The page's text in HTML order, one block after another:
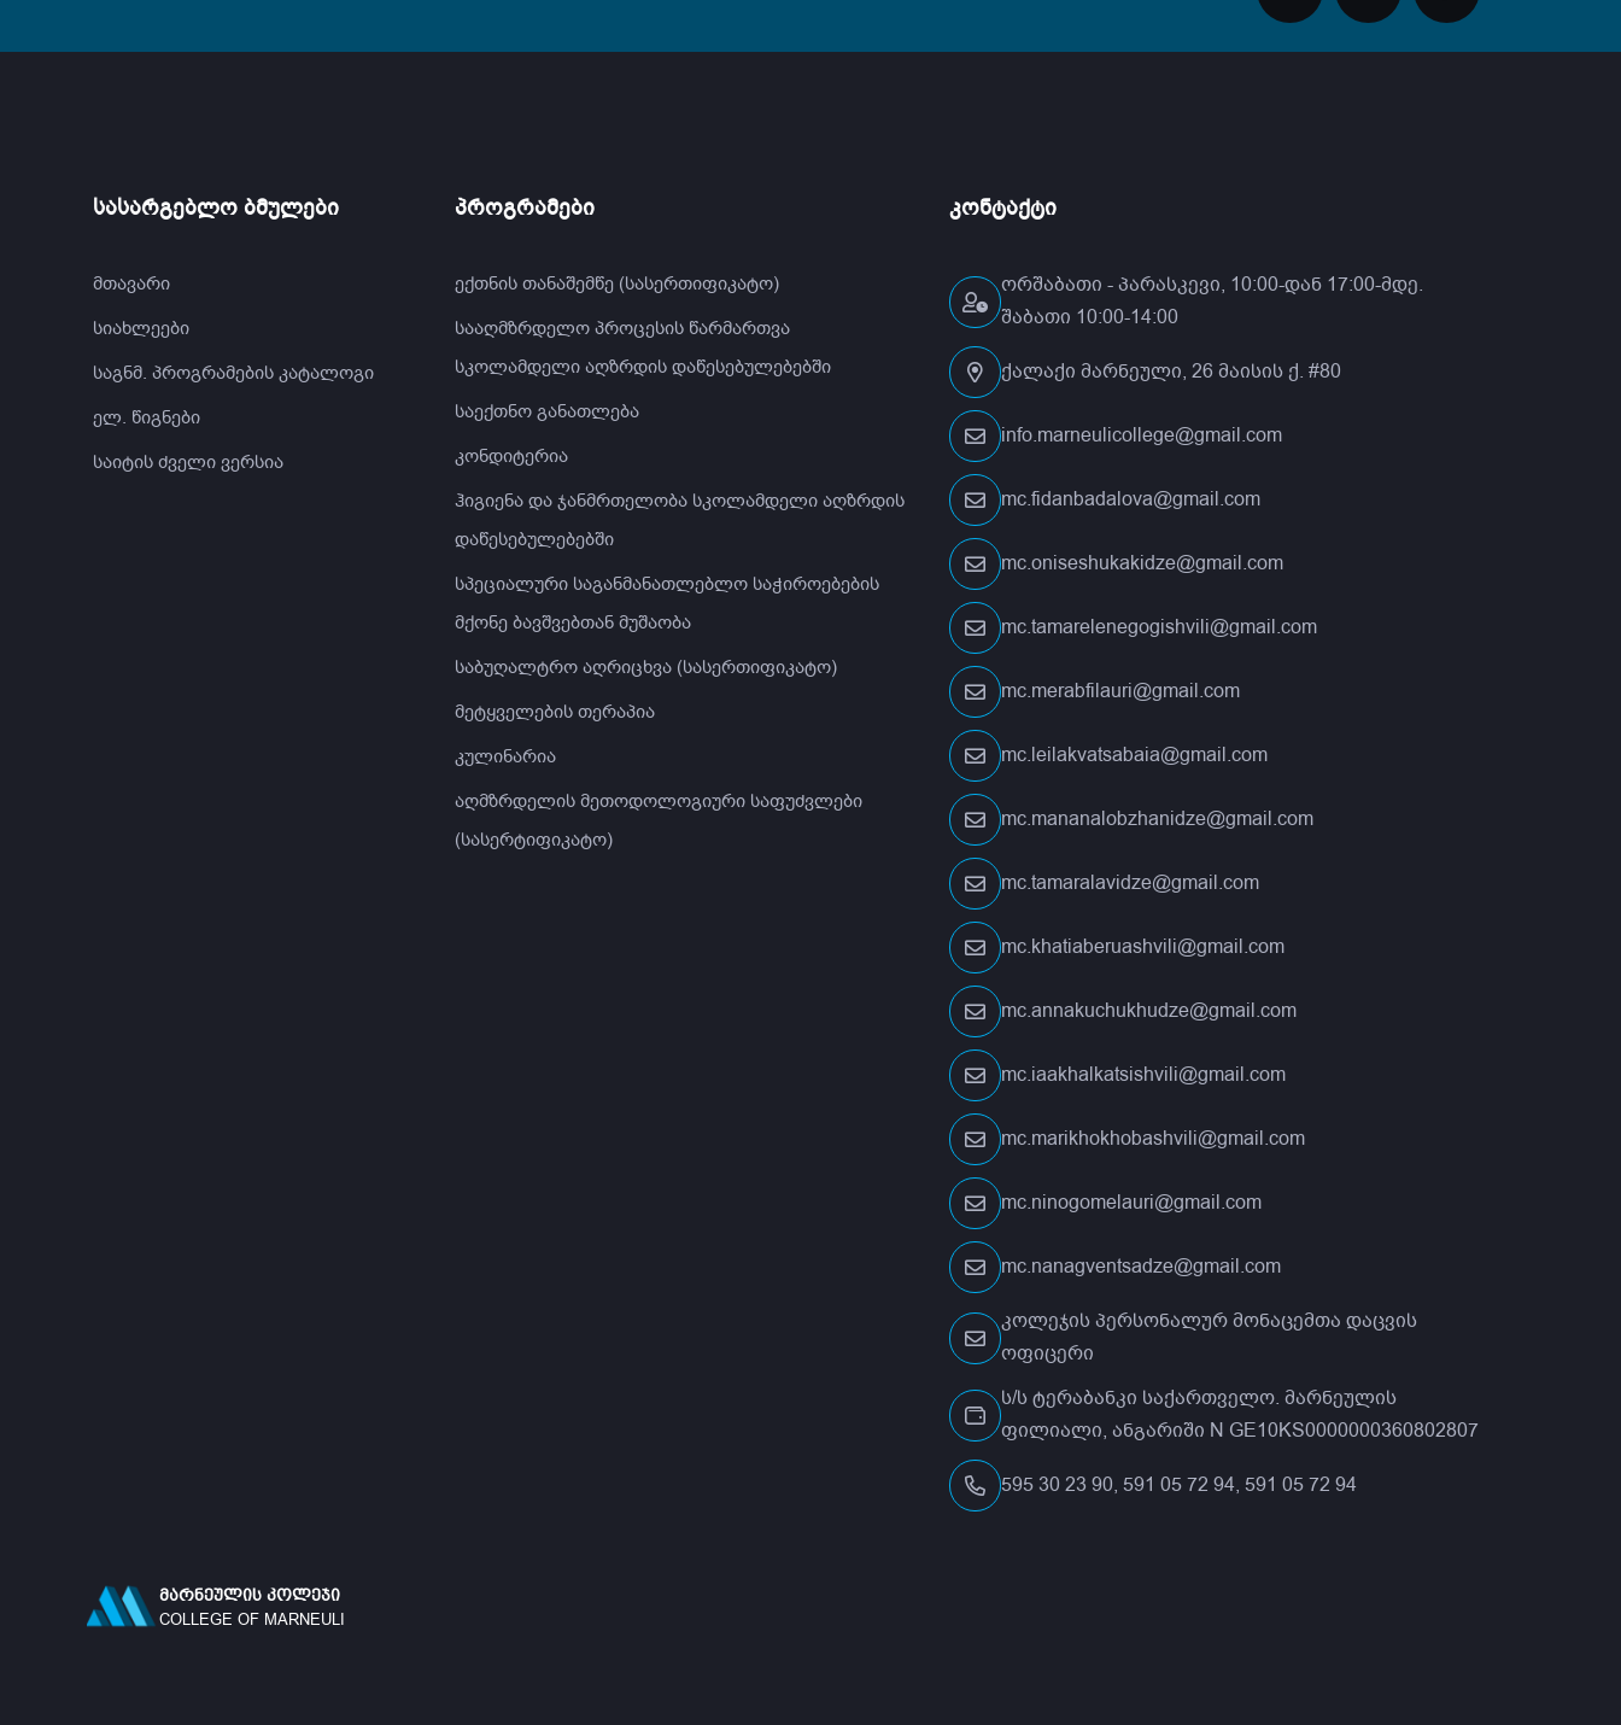
სასარგებლო ბმულები
მთავარი
სიახლეები
საგნმ. პროგრამების კატალოგი
ელ. წიგნები
საიტის ძველი ვერსია
პროგრამები
ექთნის თანაშემწე (სასერთიფიკატო)
სააღმზრდელო პროცესის წარმართვა
სკოლამდელი აღზრდის დაწესებულებებში
საექთნო განათლება
კონდიტერია
ჰიგიენა და ჯანმრთელობა სკოლამდელი აღზრდის
დაწესებულებებში
სპეციალური საგანმანათლებლო საჭიროებების
მქონე ბავშვებთან მუშაობა
საბუღალტრო აღრიცხვა (სასერთიფიკატო)
მეტყველების თერაპია
კულინარია
აღმზრდელის მეთოდოლოგიური საფუძვლები
(სასერტიფიკატო)
კონტაქტი
ორშაბათი - პარასკევი, 10:00-დან 17:00-მდე.
შაბათი 10:00-14:00
ქალაქი მარნეული, 26 მაისის ქ. #80
info.marneulicollege@gmail.com
mc.fidanbadalova@gmail.com
mc.oniseshukakidze@gmail.com
mc.tamarelenegogishvili@gmail.com
mc.merabfilauri@gmail.com
mc.leilakvatsabaia@gmail.com
mc.mananalobzhanidze@gmail.com
mc.tamaralavidze@gmail.com
mc.khatiaberuashvili@gmail.com
mc.annakuchukhudze@gmail.com
mc.iaakhalkatsishvili@gmail.com
mc.marikhokhobashvili@gmail.com
mc.ninogomelauri@gmail.com
mc.nanagventsadze@gmail.com
კოლეჯის პერსონალურ მონაცემთა დაცვის
ოფიცერი
ს/ს ტერაბანკი საქართველო. მარნეულის
ფილიალი, ანგარიში N GE10KS0000000360802807
595 30 23 90, 591 05 72 94, 591 05 72 94
ᲛᲐᲠᲜᲔᲣᲚᲘᲡ ᲙᲝᲚᲔᲯᲘ
COLLEGE OF MARNEULI